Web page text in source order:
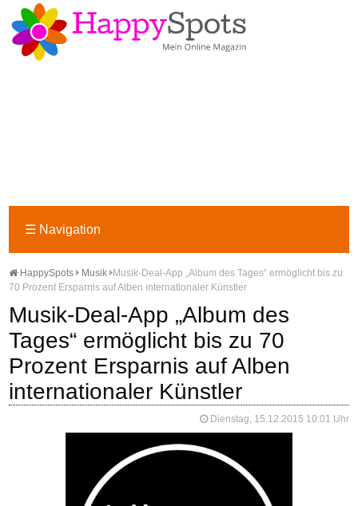
☰ Navigation
HappySpots Musik
Musik-Deal-App „Album des Tages“ ermöglicht bis zu
70 Prozent Ersparnis auf Alben internationaler Künstler
Musik-Deal-App „Album des
Tages“ ermöglicht bis zu 70
Prozent Ersparnis auf Alben
internationaler Künstler
Dienstag, 15.12.2015 10:01 Uhr